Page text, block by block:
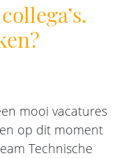
mooi vacatures
op dit moment
Technische